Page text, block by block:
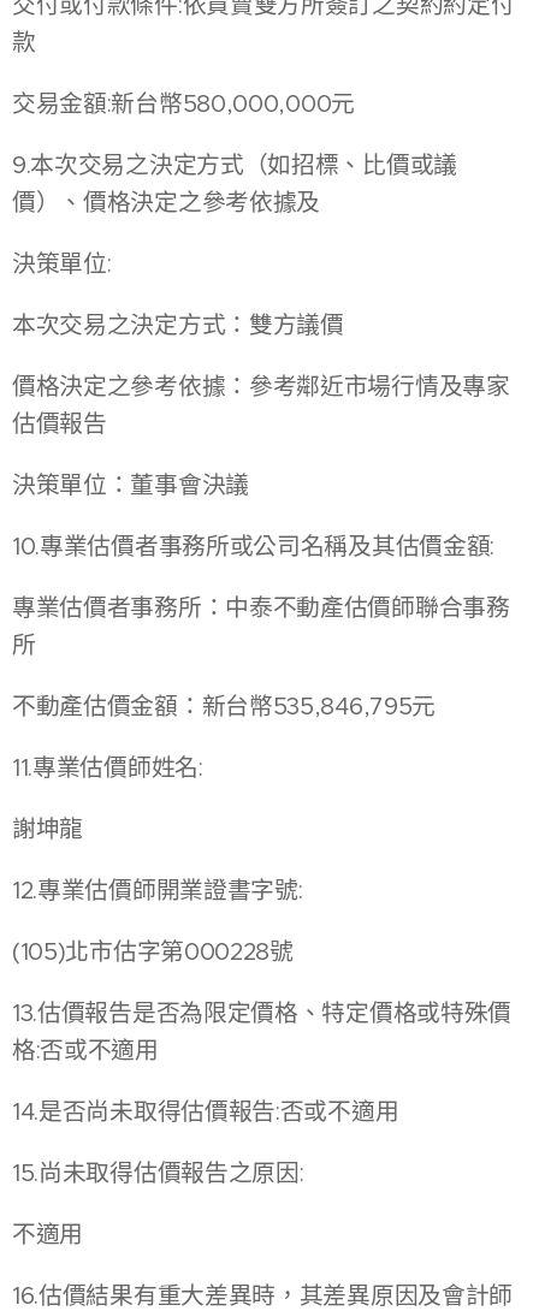
款
交易金額:新台幣580,000,000元
9.本次交易之決定方式（如招標、比價或議
價）、價格決定之參考依據及
決策單位:
本次交易之決定方式：雙方議價
價格決定之參考依據：參考鄰近市場行情及專家
估價報告
決策單位：董事會決議
10.專業估價者事務所或公司名稱及其估價金額:
專業估價者事務所：中泰不動產估價師聯合事務
所
不動產估價金額：新台幣535,846,795元
11.專業估價師姓名:
謝坤龍
12.專業估價師開業證書字號:
(105)北市估字第000228號
13.估價報告是否為限定價格、特定價格或特殊價
格:否或不適用
14.是否尚未取得估價報告:否或不適用
15.尚未取得估價報告之原因:
不適用
16.估價結果有重大差異時，其差異原因及會計師